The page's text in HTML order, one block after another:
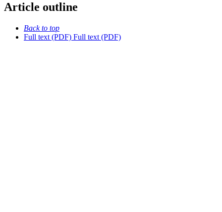
Article outline
Back to top
Full text (PDF) Full text (PDF)